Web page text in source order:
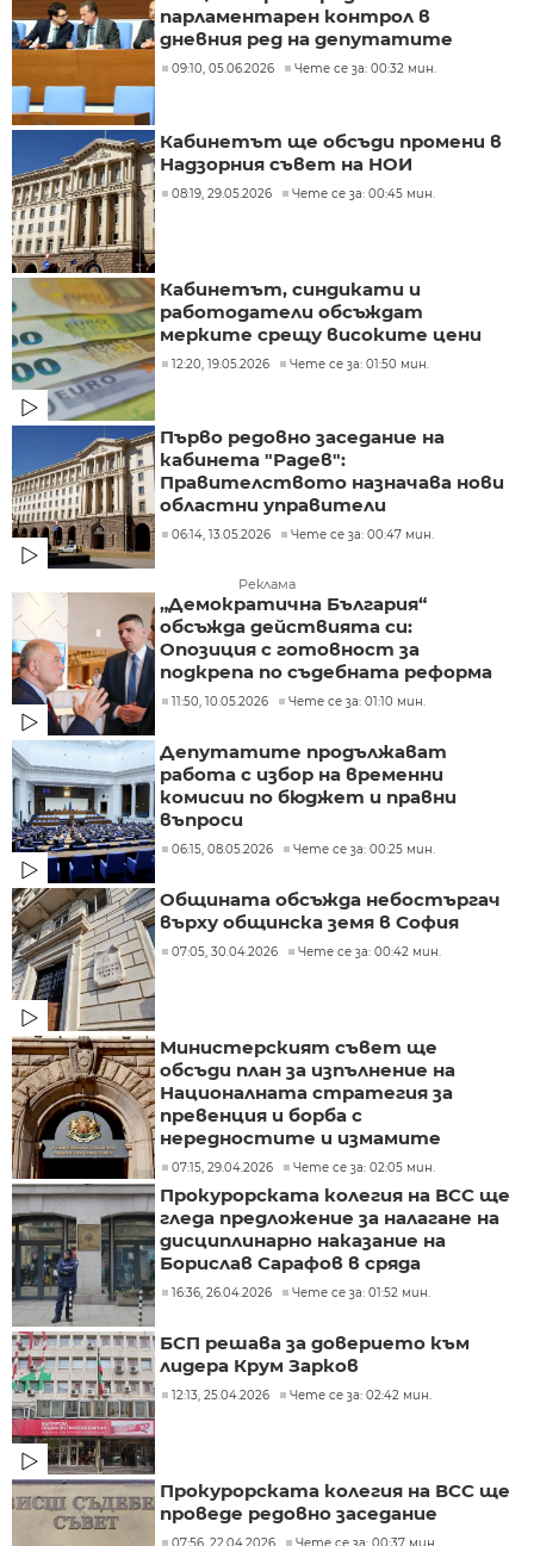
парламентарен контрол в
дневния ред на депутатите
09:10, 05.06.2026 Чете се за: 00:32 мин.
Кабинетът ще обсъди промени в
Надзорния съвет на НОИ
08:19, 29.05.2026 Чете се за: 00:45 мин.
Кабинетът, синдикати и
работодатели обсъждат
мерките срещу високите цени
12:20, 19.05.2026 Чете се за: 01:50 мин.
Първо редовно заседание на
кабинета "Радев":
Правителството назначава нови
областни управители
06:14, 13.05.2026 Чете се за: 00:47 мин.
Реклама
„Демократична България“
обсъжда действията си:
Опозиция с готовност за
подкрепа по съдебната реформа
11:50, 10.05.2026 Чете се за: 01:10 мин.
Депутатите продължават
работа с избор на временни
комисии по бюджет и правни
въпроси
06:15, 08.05.2026 Чете се за: 00:25 мин.
Общината обсъжда небостъргач
върху общинска земя в София
07:05, 30.04.2026 Чете се за: 00:42 мин.
Министерският съвет ще
обсъди план за изпълнение на
Националната стратегия за
превенция и борба с
нередностите и измамите
07:15, 29.04.2026 Чете се за: 02:05 мин.
Прокурорската колегия на ВСС ще
гледа предложение за налагане на
дисциплинарно наказание на
Борислав Сарафов в сряда
16:36, 26.04.2026 Чете се за: 01:52 мин.
БСП решава за доверието към
лидера Крум Зарков
12:13, 25.04.2026 Чете се за: 02:42 мин.
Прокурорската колегия на ВСС ще
проведе редовно заседание